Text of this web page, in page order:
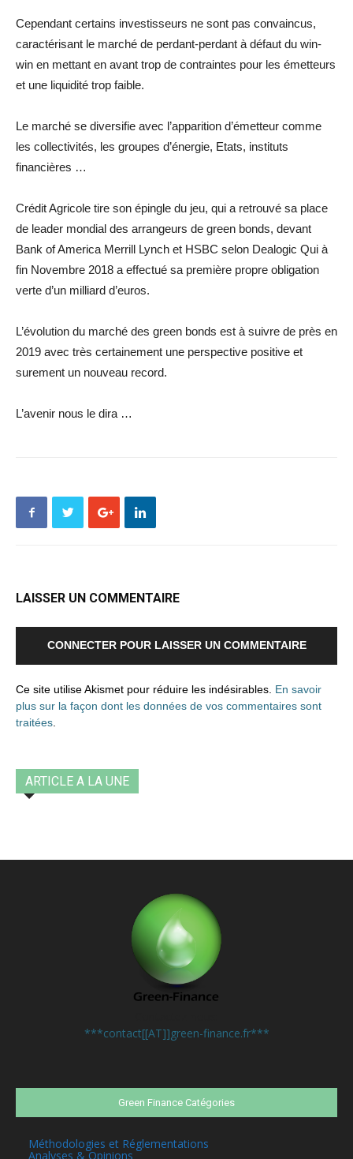
Cependant certains investisseurs ne sont pas convaincus,
caractérisant le marché de perdant-perdant à défaut du win-
win en mettant en avant trop de contraintes pour les émetteurs
et une liquidité trop faible.
Le marché se diversifie avec l’apparition d’émetteur comme
les collectivités, les groupes d’énergie, Etats, instituts
financières …
Crédit Agricole tire son épingle du jeu, qui a retrouvé sa place
de leader mondial des arrangeurs de green bonds, devant
Bank of America Merrill Lynch et HSBC selon Dealogic Qui à
fin Novembre 2018 a effectué sa première propre obligation
verte d’un milliard d’euros.
L’évolution du marché des green bonds est à suivre de près en
2019 avec très certainement une perspective positive et
surement un nouveau record.
L’avenir nous le dira …
LAISSER UN COMMENTAIRE
CONNECTER POUR LAISSER UN COMMENTAIRE
Ce site utilise Akismet pour réduire les indésirables. En savoir
plus sur la façon dont les données de vos commentaires sont
traitées
ARTICLE A LA UNE
***contact[[AT]]green-finance.fr***
Green Finance Catégories
Méthodologies et Réglementations
Analyses & Opinions